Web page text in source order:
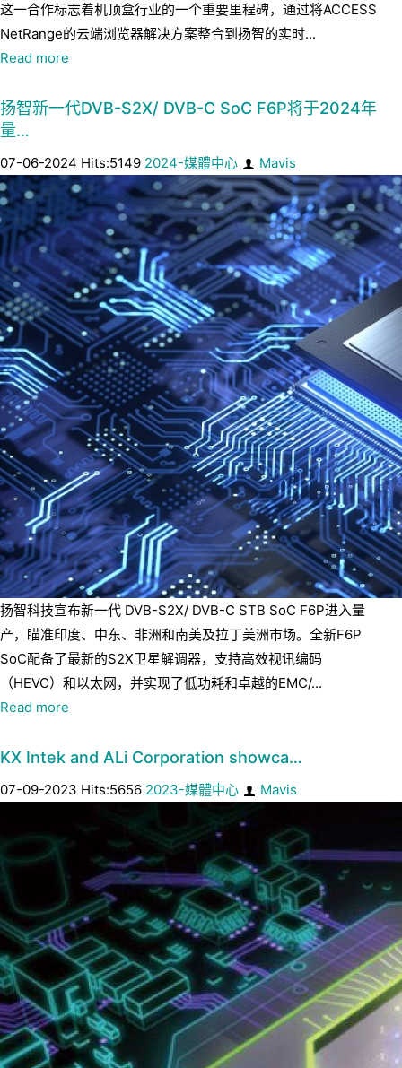
这一合作标志着机顶盒行业的一个重要里程碑，通过将ACCESS
NetRange的云端浏览器解决方案整合到扬智的实时...
Read more
扬智新一代DVB-S2X/ DVB-C SoC F6P将于2024年
量…
07-06-2024 Hits:5149 2024-媒體中心 Mavis
扬智科技宣布新一代 DVB-S2X/ DVB-C STB SoC F6P进入量
产，瞄准印度、中东、非洲和南美及拉丁美洲市场。全新F6P
SoC配备了最新的S2X卫星解调器，支持高效视讯编码
（HEVC）和以太网，并实现了低功耗和卓越的EMC/...
Read more
KX Intek and ALi Corporation showca…
07-09-2023 Hits:5656 2023-媒體中心 Mavis